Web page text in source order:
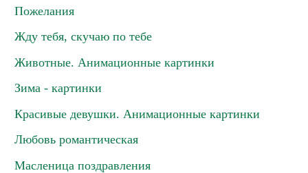
Пожелания
Жду тебя, скучаю по тебе
Животные. Анимационные картинки
Зима - картинки
Красивые девушки. Анимационные картинки
Любовь романтическая
Масленица поздравления